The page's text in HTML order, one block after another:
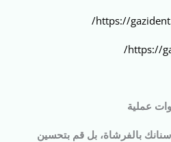
https://
https://
بالفرشاة، بل قم بتحسين